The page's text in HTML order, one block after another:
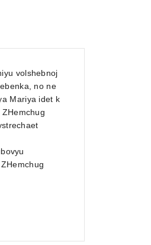
volshebnoj
no ne
Mariya idet k